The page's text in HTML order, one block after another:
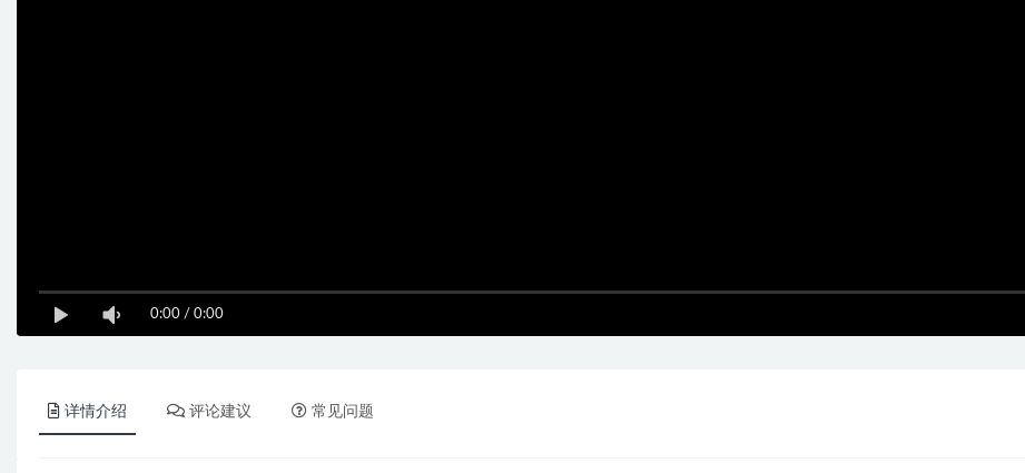
0:00 / 0:00
详情介绍 评论建议 常见问题